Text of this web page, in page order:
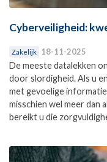
Cyberveiligheid:
Zakelijk 18-11-2025
De meeste datalekken
door slordigheid. Als u
met gevoelige
misschien wel meer dan
bereikt u die